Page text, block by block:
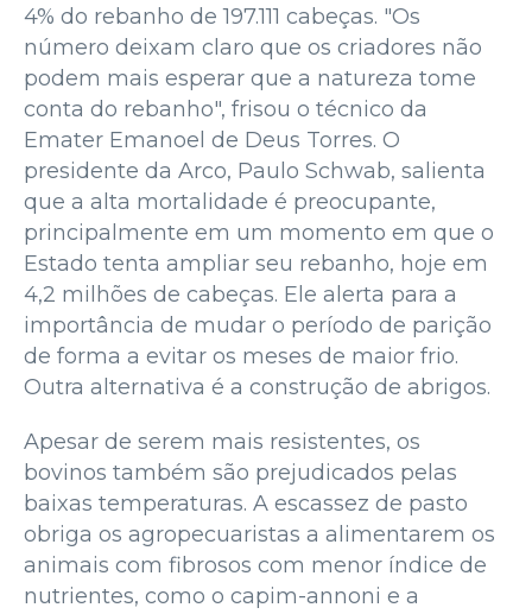
4% do rebanho de 197.111 cabeças. "Os
número deixam claro que os criadores não
podem mais esperar que a natureza tome
conta do rebanho", frisou o técnico da
Emater Emanoel de Deus Torres. O
presidente da Arco, Paulo Schwab, salienta
que a alta mortalidade é preocupante,
principalmente em um momento em que o
Estado tenta ampliar seu rebanho, hoje em
4,2 milhões de cabeças. Ele alerta para a
importância de mudar o período de parição
de forma a evitar os meses de maior frio.
Outra alternativa é a construção de abrigos.
Apesar de serem mais resistentes, os
bovinos também são prejudicados pelas
baixas temperaturas. A escassez de pasto
obriga os agropecuaristas a alimentarem os
animais com fibrosos com menor índice de
nutrientes, como o capim-annoni e a